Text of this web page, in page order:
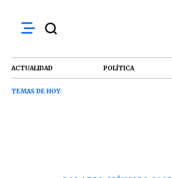
ACTUALIDAD POLÍTICA
TEMAS DE HOY: